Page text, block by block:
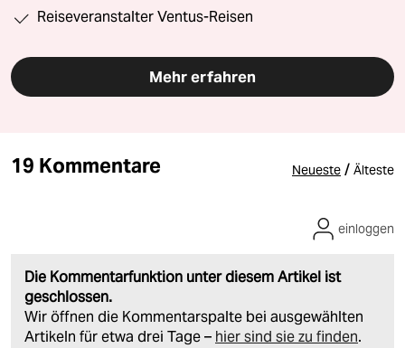
Reiseveranstalter Ventus-Reisen
Mehr erfahren
19 Kommentare Neueste / Älteste
Die Kommentarfunktion unter diesem Artikel ist
geschlossen.
Wir öffnen die Kommentarspalte bei ausgewählten
Artikeln für etwa drei Tage – hier sind sie zu finden.
einloggen